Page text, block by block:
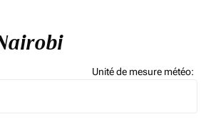
Unité de mesure météo: